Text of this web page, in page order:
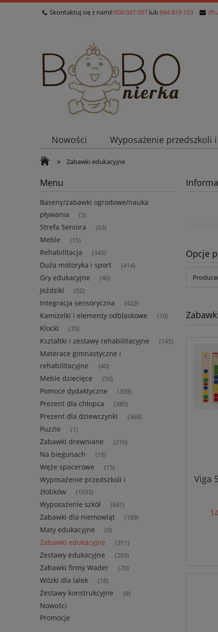
Skontaktuj się z nami! 608 087 097 lub 694 819 153
Nowości Wyposażenie przedszkoli
» Zabawki edukacyjne
Menu
Baseny/zabawki ogrodowe/nauka
pływania
(5)
Strefa Seniora (63)
Meble (15)
Rehabilitacja (345)
Duża motoryka i sport (414)
Gry edukacyjne (46)
Jeździki (52)
Integracja sensoryczna (422)
Kamizelki i elementy odblaskowe (10)
Klocki (70)
Kształtki i zestawy rehabilitacyjne (145)
Materace gimnastyczne i
rehabilitacyjne
(40)
Meble dziecięce (50)
Pomoce dydaktyczne (309)
Prezent dla chłopca (385)
Prezent dla dziewczynki (368)
Puzzle (1)
Zabawki drewniane (216)
Na biegunach (15)
Węże spacerowe (15)
Wyposażenie przedszkoli i
żłobków
(1033)
Wyposażenie szkół (681)
Zabawki dla niemowląt (189)
Maty edukacyjne (0)
Zabawki edukacyjne (311)
Zestawy edukacyjne (293)
Zabawki firmy Wader (70)
Wózki dla lalek (18)
Zestawy konstrukcyjne (8)
Nowości
Promocje
Opcje
Viga